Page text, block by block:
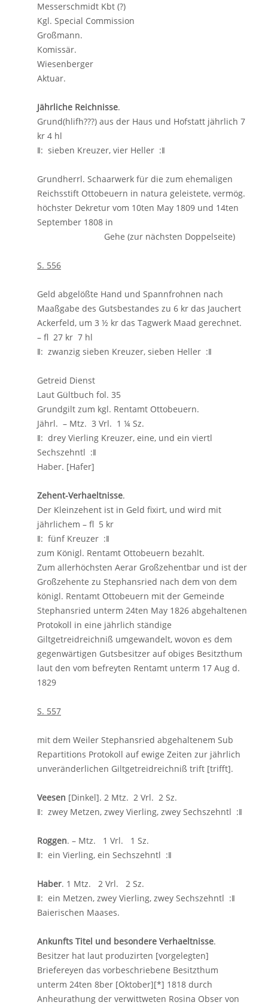
Messerschmidt Kbt (?)
Kgl. Special Commission
Großmann.
Komissär.
Wiesenberger
Aktuar.
Jährliche Reichnisse.
Grund(hlifh???) aus der Haus und Hofstatt jährlich 7
kr 4 hl
ǁ: sieben Kreuzer, vier Heller :ǁ
Grundherrl. Schaarwerk für die zum ehemaligen
Reichsstift Ottobeuern in natura geleistete, vermög.
höchster Dekretur vom 10ten May 1809 und 14ten
September 1808 in
Gehe (zur nächsten Doppelseite)
S. 556
Geld abgelößte Hand und Spannfrohnen nach
Maaßgabe des Gutsbestandes zu 6 kr das Jauchert
Ackerfeld, um 3 ½ kr das Tagwerk Maad gerechnet.
– fl 27 kr 7 hl
ǁ: zwanzig sieben Kreuzer, sieben Heller :ǁ
Getreid Dienst
Laut Gültbuch fol. 35
Grundgilt zum kgl. Rentamt Ottobeuern.
Jährl. – Mtz. 3 Vrl. 1 ¼ Sz.
ǁ: drey Vierling Kreuzer, eine, und ein viertl
Sechszehntl :ǁ
Haber. [Hafer]
Zehent-Verhaeltnisse.
Der Kleinzehent ist in Geld fixirt, und wird mit
jährlichem – fl 5 kr
ǁ: fünf Kreuzer :ǁ
zum Königl. Rentamt Ottobeuern bezahlt.
Zum allerhöchsten Aerar Großzehentbar und ist der
Großzehente zu Stephansried nach dem von dem
königl. Rentamt Ottobeuern mit der Gemeinde
Stephansried unterm 24ten May 1826 abgehaltenen
Protokoll in eine jährlich ständige
Giltgetreidreichniß umgewandelt, wovon es dem
gegenwärtigen Gutsbesitzer auf obiges Besitzthum
laut den vom befreyten Rentamt unterm 17 Aug d.
1829
S. 557
mit dem Weiler Stephansried abgehaltenem Sub
Repartitions Protokoll auf ewige Zeiten zur jährlich
unveränderlichen Giltgetreidreichniß trift [trifft].
Veesen [Dinkel]. 2 Mtz. 2 Vrl. 2 Sz.
ǁ: zwey Metzen, zwey Vierling, zwey Sechszehntl :ǁ
Roggen. – Mtz. 1 Vrl. 1 Sz.
ǁ: ein Vierling, ein Sechszehntl :ǁ
Haber. 1 Mtz. 2 Vrl. 2 Sz.
ǁ: ein Metzen, zwey Vierling, zwey Sechszehntl :ǁ
Baierischen Maases.
Ankunfts Titel und besondere Verhaeltnisse.
Besitzer hat laut produzirten [vorgelegten]
Briefereyen das vorbeschriebene Besitzthum
unterm 24ten 8ber [Oktober][*] 1818 durch
Anheurathung der verwittweten Rosina Obser von